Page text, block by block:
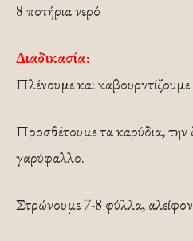
8 ποτήρια νερό
Διαδικασία:
Πλένουμε και
Προσθέτουμε τα καρύδια, την
γαρύφαλλο.
Στρώνουμε 7-8 φύλλα,